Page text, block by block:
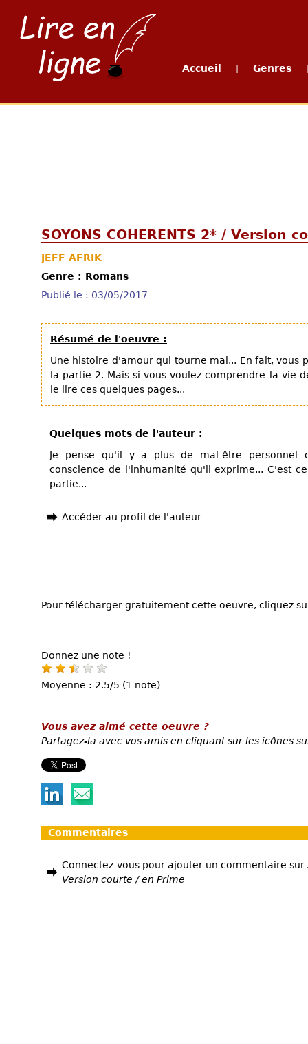
Accueil Genres
SOYONS COHERENTS 2* / Version
JEFF AFRIK
Genre : Romans
Publié le : 03/05/2017
Résumé de l'oeuvre :
Une histoire d'amour qui tourne mal... En fait, vous
la partie 2. Mais si vous voulez comprendre la vie
le lire ces quelques pages...
Quelques mots de l'auteur :
Je pense qu'il y a plus de mal-être personnel
conscience de l'inhumanité qu'il exprime... C'est
partie...
Accéder au profil de l'auteur
Pour télécharger gratuitement cette oeuvre, cliquez
Donnez une note !
Moyenne : 2.5/5 (1 note)
Vous avez aimé cette oeuvre ?
Partagez-la avec vos amis en cliquant sur les icônes
Commentaires
Connectez-vous pour ajouter un commentaire sur
Version courte / en Prime